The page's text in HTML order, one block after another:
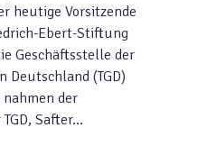
heutige Vorsitzende
Ebert-Stiftung
Geschäftsstelle der
Deutschland (TGD)
der
Safter…